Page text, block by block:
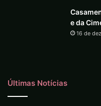
e da
16 de
Últimas Notícias